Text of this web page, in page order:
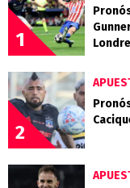
1
2